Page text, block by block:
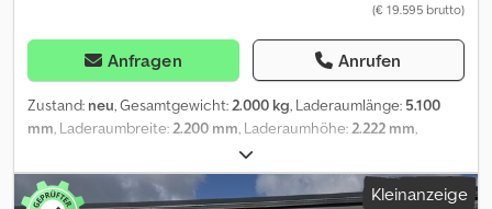
(€ 19.595 brutto)
Anfragen Anrufen
Zustand: neu, Gesamtgewicht:2.000 kg, Laderaumlänge: 5.100
mm, Laderaumbreite:2.200 mm, Laderaumhöhe:2.222 mm,
, ANHÄNGERWIRTZ der Abholmarkt für Ihren neuen
Anhänger bietet starke Markenfabrikate! über 850 Neuanhänger
auf Lager verfügbar. über 130 gebrauchte Anhänger ständig im
Kleinanzeige